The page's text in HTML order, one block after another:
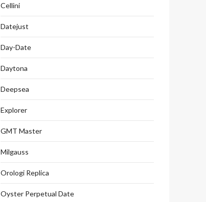
Cellini
Datejust
Day-Date
Daytona
Deepsea
Explorer
GMT Master
Milgauss
Orologi Replica
Oyster Perpetual Date